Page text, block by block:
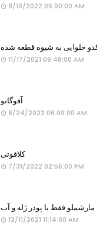
8/10/2022 06:00:00 AM
حلوایی به شیوه قطعه شده
11/17/2021 09:48:00 AM
آفوگاتو
8/24/2022 06:00:00 AM
کلافوتی
7/31/2022 02:56:00 PM
مارشملو فقط با پودر ژله و آب
12/11/2021 11:14:00 AM